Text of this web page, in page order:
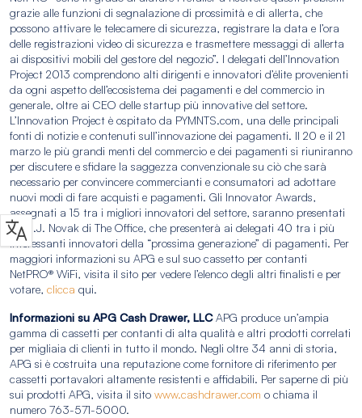
grazie alle funzioni di segnalazione di prossimità e di allerta, che
possono attivare le telecamere di sicurezza, registrare la data e l’ora
delle registrazioni video di sicurezza e trasmettere messaggi di allerta
ai dispositivi mobili del gestore del negozio”. I delegati dell’Innovation
Project 2013 comprendono alti dirigenti e innovatori d’élite provenienti
da ogni aspetto dell’ecosistema dei pagamenti e del commercio in
generale, oltre ai CEO delle startup più innovative del settore.
L’Innovation Project è ospitato da PYMNTS.com, una delle principali
fonti di notizie e contenuti sull’innovazione dei pagamenti. Il 20 e il 21
marzo le più grandi menti del commercio e dei pagamenti si riuniranno
per discutere e sfidare la saggezza convenzionale su ciò che sarà
necessario per convincere commercianti e consumatori ad adottare
nuovi modi di fare acquisti e pagamenti. Gli Innovator Awards,
assegnati a 15 tra i migliori innovatori del settore, saranno presentati
da B.J. Novak di The Office, che presenterà ai delegati 40 tra i più
interessanti innovatori della “prossima generazione” di pagamenti. Per
maggiori informazioni su APG e sul suo cassetto per contanti
NetPRO® WiFi, visita il sito per vedere l’elenco degli altri finalisti e per
votare, clicca qui.
Informazioni su APG Cash Drawer, LLCAPG produce un’ampia
gamma di cassetti per contanti di alta qualità e altri prodotti correlati
per migliaia di clienti in tutto il mondo. Negli oltre 34 anni di storia,
APG si è costruita una reputazione come fornitore di riferimento per
cassetti portavalori altamente resistenti e affidabili. Per saperne di più
sui prodotti APG, visita il sito www.cashdrawer.com o chiama il
numero 763-571-5000.